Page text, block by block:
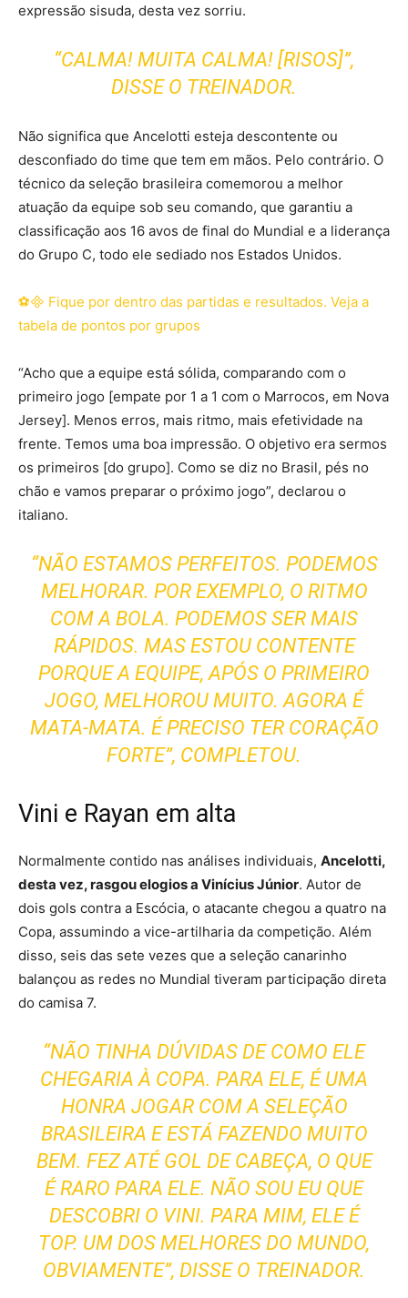
expressão sisuda, desta vez sorriu.
“CALMA! MUITA CALMA! [RISOS]”,
DISSE O TREINADOR.
Não significa que Ancelotti esteja descontente ou
desconfiado do time que tem em mãos. Pelo contrário. O
técnico da seleção brasileira comemorou a melhor
atuação da equipe sob seu comando, que garantiu a
classificação aos 16 avos de final do Mundial e a liderança
do Grupo C, todo ele sediado nos Estados Unidos.
⚽ Fique por dentro das partidas e resultados. Veja a
tabela de pontos por grupos
“Acho que a equipe está sólida, comparando com o
primeiro jogo [empate por 1 a 1 com o Marrocos, em Nova
Jersey]. Menos erros, mais ritmo, mais efetividade na
frente. Temos uma boa impressão. O objetivo era sermos
os primeiros [do grupo]. Como se diz no Brasil, pés no
chão e vamos preparar o próximo jogo”, declarou o
italiano.
“NÃO ESTAMOS PERFEITOS. PODEMOS
MELHORAR. POR EXEMPLO, O RITMO
COM A BOLA. PODEMOS SER MAIS
RÁPIDOS. MAS ESTOU CONTENTE
PORQUE A EQUIPE, APÓS O PRIMEIRO
JOGO, MELHOROU MUITO. AGORA É
MATA-MATA. É PRECISO TER CORAÇÃO
FORTE”, COMPLETOU.
Vini e Rayan em alta
Normalmente contido nas análises individuais, Ancelotti,
desta vez, rasgou elogios a Vinícius Júnior. Autor de
dois gols contra a Escócia, o atacante chegou a quatro na
Copa, assumindo a vice-artilharia da competição. Além
disso, seis das sete vezes que a seleção canarinho
balançou as redes no Mundial tiveram participação direta
do camisa 7.
“NÃO TINHA DÚVIDAS DE COMO ELE
CHEGARIA À COPA. PARA ELE, É UMA
HONRA JOGAR COM A SELEÇÃO
BRASILEIRA E ESTÁ FAZENDO MUITO
BEM. FEZ ATÉ GOL DE CABEÇA, O QUE
É RARO PARA ELE. NÃO SOU EU QUE
DESCOBRI O VINI. PARA MIM, ELE É
TOP. UM DOS MELHORES DO MUNDO,
OBVIAMENTE”, DISSE O TREINADOR.